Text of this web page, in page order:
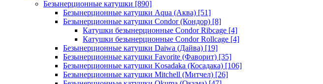
Безынерционные катушки [890]
Безынерционные катушки Aqua (Аква) [51]
Безынерционные катушки Condor (Кондор) [8]
Катушки безынерционные Condor Ribcage [4]
Катушки безынерционные Condor Rollcage [4]
Безынерционные катушки Daiwa (Дайва) [19]
Безынерционные катушки Favorite (Фаворит) [35]
Безынерционные катушки Kosadaka (Косадака) [106]
Безынерционные катушки Mitchell (Митчел) [26]